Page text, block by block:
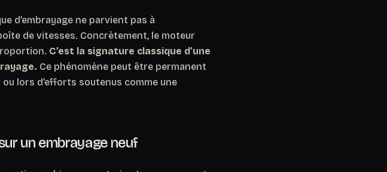
d’embrayage ne parvient pas à
de vitesses. Concrètement, le moteur
C’est la signature classique d’une
Ce phénomène peut être permanent
lors d’efforts soutenus comme une
un embrayage neuf